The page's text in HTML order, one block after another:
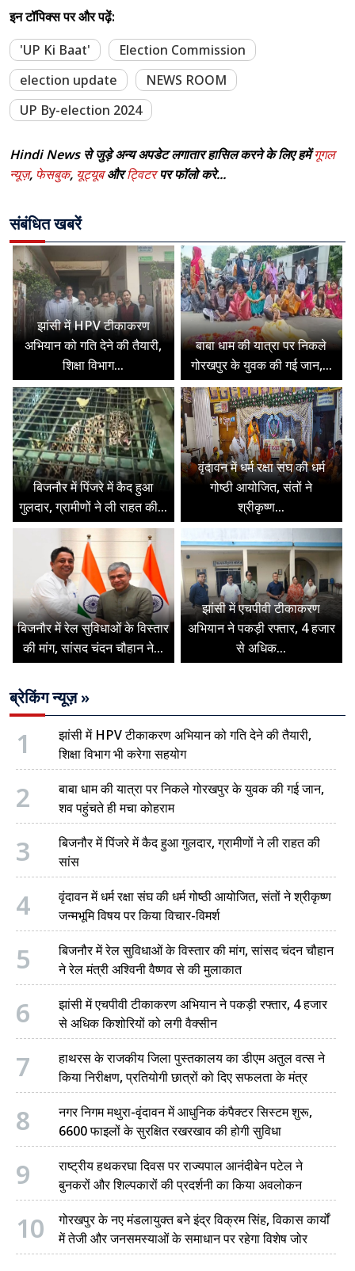
इन टॉपिक्स पर और पढ़ें:
'UP Ki Baat'
Election Commission
election update
NEWS ROOM
UP By-election 2024
Hindi News से जुड़े अन्य अपडेट लगातार हासिल करने के लिए हमेंगूगल
न्यूज़, फेसबुक, यूट्यूबऔरट्विटरपर फॉलो करे...
संबंधित खबरें
झांसी में HPV टीकाकरण
अभियान को गति देने की तैयारी,
शिक्षा विभाग...
बाबा धाम की यात्रा पर निकले
गोरखपुर के युवक की गई जान,...
बिजनौर में पिंजरे में कैद हुआ
गुलदार, ग्रामीणों ने ली राहत की...
वृंदावन में धर्म रक्षा संघ की धर्म
गोष्ठी आयोजित, संतों ने
श्रीकृष्ण...
बिजनौर में रेल सुविधाओं के विस्तार
की मांग, सांसद चंदन चौहान ने...
झांसी में एचपीवी टीकाकरण
अभियान ने पकड़ी रफ्तार, 4 हजार
से अधिक...
ब्रेकिंग न्यूज़ »
1
झांसी में HPV टीकाकरण अभियान को गति देने की तैयारी,
शिक्षा विभाग भी करेगा सहयोग
2
बाबा धाम की यात्रा पर निकले गोरखपुर के युवक की गई जान,
शव पहुंचते ही मचा कोहराम
3
बिजनौर में पिंजरे में कैद हुआ गुलदार, ग्रामीणों ने ली राहत की
सांस
4
वृंदावन में धर्म रक्षा संघ की धर्म गोष्ठी आयोजित, संतों ने श्रीकृष्ण
जन्मभूमि विषय पर किया विचार-विमर्श
5
बिजनौर में रेल सुविधाओं के विस्तार की मांग, सांसद चंदन चौहान
ने रेल मंत्री अश्विनी वैष्णव से की मुलाकात
6
झांसी में एचपीवी टीकाकरण अभियान ने पकड़ी रफ्तार, 4 हजार
से अधिक किशोरियों को लगी वैक्सीन
7
हाथरस के राजकीय जिला पुस्तकालय का डीएम अतुल वत्स ने
किया निरीक्षण, प्रतियोगी छात्रों को दिए सफलता के मंत्र
8
नगर निगम मथुरा-वृंदावन में आधुनिक कंपैक्टर सिस्टम शुरू,
6600 फाइलों के सुरक्षित रखरखाव की होगी सुविधा
9
राष्ट्रीय हथकरघा दिवस पर राज्यपाल आनंदीबेन पटेल ने
बुनकरों और शिल्पकारों की प्रदर्शनी का किया अवलोकन
10
गोरखपुर के नए मंडलायुक्त बने इंद्र विक्रम सिंह, विकास कार्यों
में तेजी और जनसमस्याओं के समाधान पर रहेगा विशेष जोर